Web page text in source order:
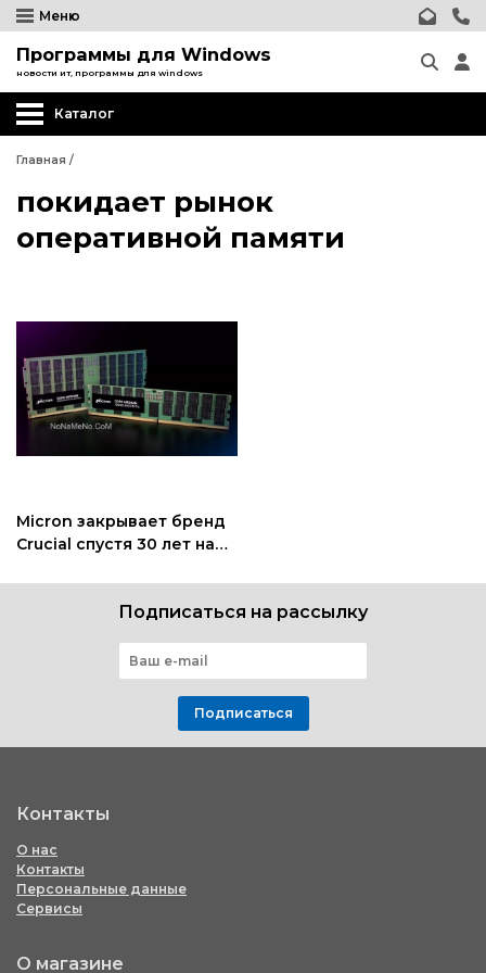
Меню
Программы для Windows
новости ит, программы для windows
Каталог
Главная /
покидает рынок
оперативной памяти
Micron закрывает бренд
Crucial спустя 30 лет на
Подписаться на рассылку
Подписаться
Контакты
О нас
Контакты
Персональные данные
Сервисы
О магазине